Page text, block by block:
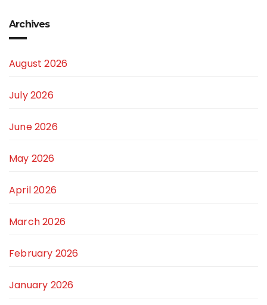
Archives
August 2026
July 2026
June 2026
May 2026
April 2026
March 2026
February 2026
January 2026